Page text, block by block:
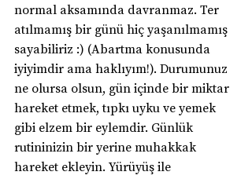
normal aksamında davranmaz. Ter
atılmamış bir günü hiç yaşanılmamış
sayabiliriz :) (Abartma konusunda
iyiyimdir ama haklıyım!). Durumunuz
ne olursa olsun, gün içinde bir miktar
hareket etmek, tıpkı uyku ve yemek
gibi elzem bir eylemdir. Günlük
rutininizin bir yerine muhakkak
hareket ekleyin. Yürüyüş ile